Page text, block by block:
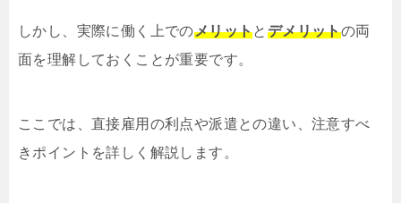
しかし、実際に働く上でのメリットと デメリットの両
面を理解しておくことが重要です。
ここでは、直接雇用の利点や派遣との違い、注意すべ
きポイントを詳しく解説します。